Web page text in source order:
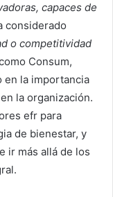
capaces de
considerado
o competitividad
Consum,
en la importancia
la organización.
efr para
de bienestar, y
ir más allá de los